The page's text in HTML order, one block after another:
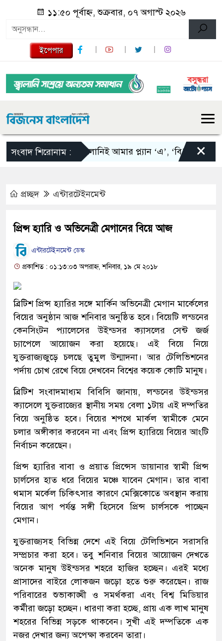
১১:৫০ পূর্বাহ্ন, শুক্রবার, ০৭ অগাস্ট ২০২৬
ইপেপার
সংবাদ শিরোনাম :স্কালোনিই আমার প্ল্যান ‘এ’, ‘বি’ এবং ‘সি’:×
প্রচ্ছদ এন্টারটেইনমেন্ট
প্রিন্স হ্যারি ও অভিনেত্রী মেগানের বিয়ে আজ
এন্টারটেইনমেন্ট ডেস্ক
প্রকাশিত : ০১:১৩:০৩ অপরাহ্ন, শনিবার, ১৯ মে ২০১৮
ব্রিটিশ প্রিন্স হ্যারির সঙ্গে মার্কিন অভিনেত্রী মেগান মার্কেলের
বিয়ের অনুষ্ঠান আজ শনিবার অনুষ্ঠিত হবে। বিয়েটি লন্ডনের
কেনসিংটন প্যালেসের উইন্ডসর ক্যাসলের সেন্ট জর্জ
চ্যাপেলে আয়োজন করা হয়েছে। এই বিয়ে নিয়ে
যুক্তরাজ্যজুড়ে চলছে তুমুল উন্মাদনা। আর টেলিভিশনের
পর্দায় চোখ রেখে বিয়ে দেখবেন বিশ্বের কয়েক কোটি মানুষ।
ব্রিটিশ সংবাদমাধ্যম বিবিসি জানায়, লন্ডনের উইন্ডসর
ক্যাসেলে যুক্তরাজ্যের স্থানীয় সময় বেলা ১টায় এই দম্পতির
বিয়ে অনুষ্ঠিত হবে। বিয়ের শপথে মার্কল স্বামীকে মেনে
চলার অঙ্গীকার করবেন না এবং প্রিন্স হ্যারিয়ে বিয়ের আংটি
নির্বাচন করেছেন।
প্রিন্স হ্যারির বাবা ও প্রয়াত প্রিন্সেস ডায়ানার স্বামী প্রিন্স
চার্লসের হাত ধরে বিয়ের মঞ্চে যাবেন মেগান। তার বাবা
থমাস মর্কেল চিকিৎসার কারণে মেক্সিকোতে অবস্থান করায়
বিয়ের আগ পর্যন্ত সঙ্গী হিসেবে প্রিন্স চার্লসকে পাচ্ছেন
মেগান।
যুক্তরাজ্যসহ বিভিন্ন দেশে এই বিয়ে টেলিভিশনে সরাসরি
সম্প্রচার করা হবে। তবু শনিবার বিয়ের আয়োজন দেখতে
অনেক মানুষ উইন্ডসর শহরে হাজির হচ্ছেন। এরই মধ্যে
প্রাসাদের বাইরে লোকজন জড়ো হতে শুরু করেছেন। রাজ
পরিবারের শুভাকাঙ্খী ও সমর্থকরা এবং বিশ্ব মিডিয়ার
কর্মীরা জড়ো হচ্ছেন। ধারণা করা হচ্ছে, প্রায় এক লাখ মানুষ
শহরের বিভিন্ন সড়কে থাকবেন। সুখী এই দম্পতিকে এক
নজর দেখার জন্য অপেক্ষা করবেন তারা।